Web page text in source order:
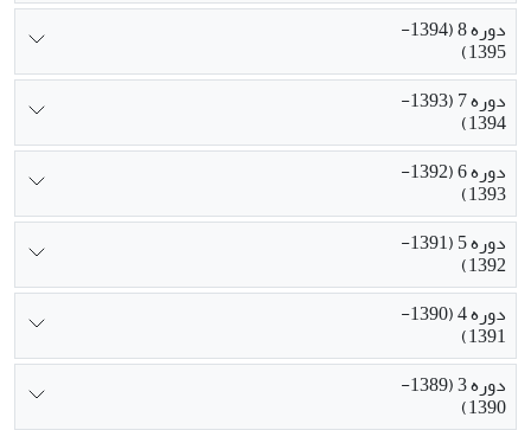
دوره 8 (1394-
1395)
دوره 7 (1393-
1394)
دوره 6 (1392-
1393)
دوره 5 (1391-
1392)
دوره 4 (1390-
1391)
دوره 3 (1389-
1390)